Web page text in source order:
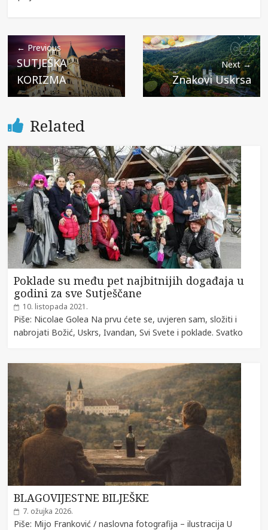
← Previous
SUTJEŠKA
KORIZMA
Next →
Znakovi Uskrsa
Related
Poklade su među pet najbitnijih događaja u
godini za sve Sutješčane
10. listopada 2021.
Piše: Nicolae Golea Na prvu ćete se, uvjeren sam, složiti i
nabrojati Božić, Uskrs, Ivandan, Svi Svete i poklade. Svatko
BLAGOVIJESTNE BILJEŠKE
7. ožujka 2026.
Piše: Mijo Franković / naslovna fotografija – ilustracija U